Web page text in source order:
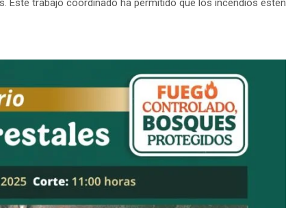
trabajo coordinado ha permitido que los incendios estén